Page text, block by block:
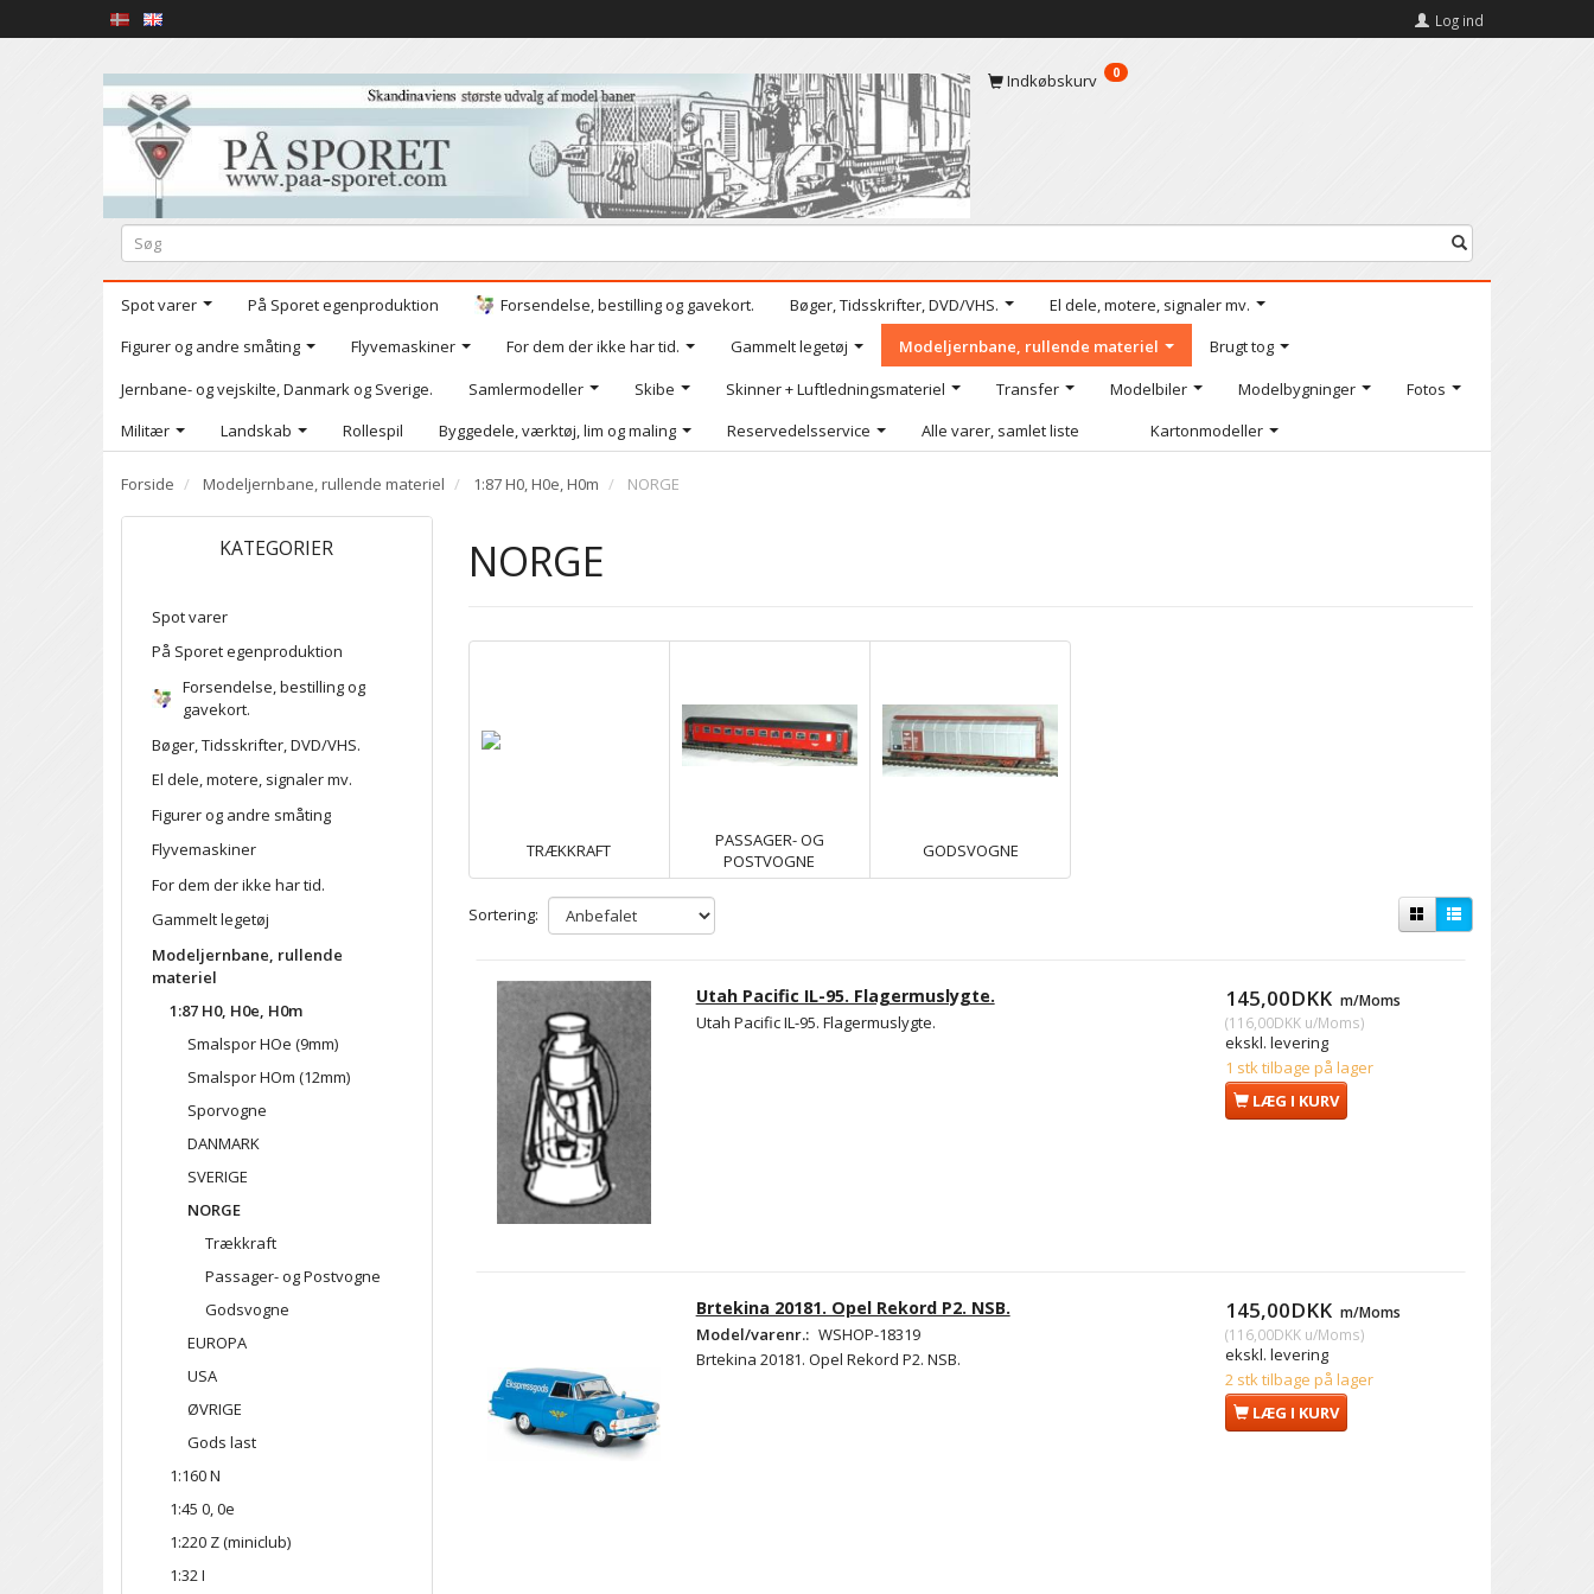
Log ind
Indkøbskurv 0
Spot varer På Sporet egenproduktion Forsendelse, bestilling og gavekort. Bøger, Tidsskrifter, DVD/VHS.
El dele, motere, signaler mv.
Figurer og andre småting
Flyvemaskiner For dem der ikke har tid. Gammelt legetøj Modeljernbane, rullende materiel
Brugt tog
Jernbane- og vejskilte, Danmark og Sverige.
Samlermodeller Skibe Skinner + Luftledningsmateriel Transfer Modelbiler Modelbygninger
Fotos
Militær
Landskab Rollespil Byggedele, værktøj, lim og maling Reservedelsservice Alle varer, samlet liste Kartonmodeller
Forside Modeljernbane, rullende materiel 1:87 H0, H0e, H0m NORGE
KATEGORIER
Spot varer
På Sporet egenproduktion
Forsendelse, bestilling og
gavekort.
Bøger, Tidsskrifter, DVD/VHS.
El dele, motere, signaler mv.
Figurer og andre småting
Flyvemaskiner
For dem der ikke har tid.
Gammelt legetøj
Modeljernbane, rullende
materiel
1:87 H0, H0e, H0m
Smalspor HOe (9mm)
Smalspor HOm (12mm)
Sporvogne
DANMARK
SVERIGE
NORGE
Trækkraft
Passager- og Postvogne
Godsvogne
EUROPA
USA
ØVRIGE
Gods last
1:160 N
1:45 0, 0e
1:220 Z (miniclub)
1:32 I
NORGE
TRÆKKRAFT
PASSAGER- OG
POSTVOGNE
GODSVOGNE
Sortering:
Utah Pacific IL-95. Flagermuslygte.
Utah Pacific IL-95. Flagermuslygte.
145,00DKK m/Moms
(116,00DKKu/Moms)
ekskl. levering
1 stk tilbage på lager
LÆG I KURV
Brtekina 20181. Opel Rekord P2. NSB.
Model/varenr.: WSHOP-18319
Brtekina 20181. Opel Rekord P2. NSB.
145,00DKK m/Moms
(116,00DKKu/Moms)
ekskl. levering
2 stk tilbage på lager
LÆG I KURV